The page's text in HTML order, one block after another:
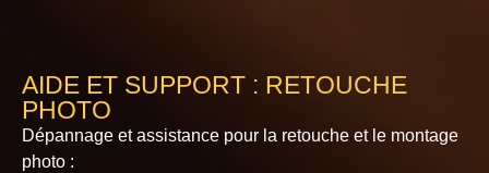
AIDE ET SUPPORT : RETOUCHE
PHOTO
Dépannage et assistance pour la retouche et le montage
photo :